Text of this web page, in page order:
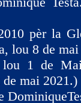
pèr la
lou 8 de
lou 1 de
mai 2021.)